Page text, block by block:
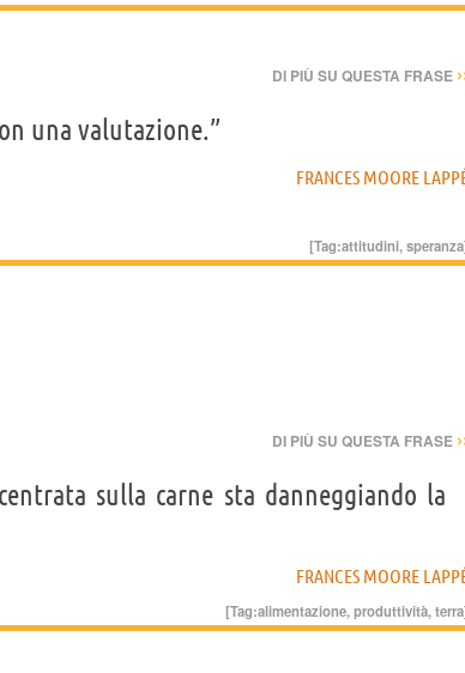
DI PIÙ SU QUESTA FRASE
una valutazione.”
FRANCES MOORE
[Tag:attitudini,speranza
DI PIÙ SU QUESTA FRASE
sulla carne sta danneggiando la
FRANCES MOORE
[Tag:alimentazione,produttività,terra